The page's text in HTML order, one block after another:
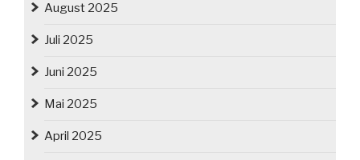
August 2025
Juli 2025
Juni 2025
Mai 2025
April 2025